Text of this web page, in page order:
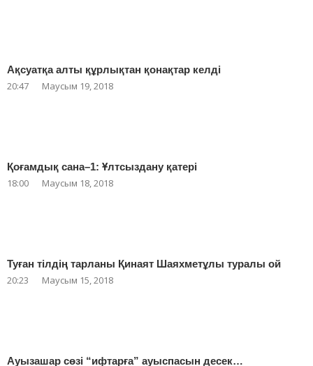
Ақсуатқа алты құрлықтан қонақтар келді
20:47 Маусым 19, 2018
Қоғамдық сана–1: Ұлтсыздану қатері
18:00 Маусым 18, 2018
Туған тілдің тарланы Қинаят Шаяхметұлы туралы ой
20:23 Маусым 15, 2018
Ауызашар сөзі “ифтарға” ауыспасын десек…